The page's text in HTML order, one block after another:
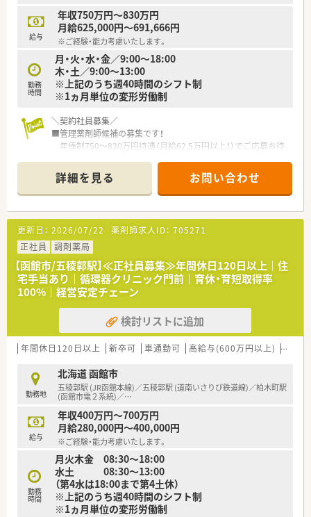
給与
年収750万円～830万円
月給625,000円～691,666円
※ご経験・能力考慮いたします。
勤務
時間
月・火・水・金／9:00～18:00
木・土／9:00～13:00
※上記のうち週40時間のシフト制
※1ヵ月単位の変形労働制
＼契約社員募集／
■管理薬剤師候補の募集です！
年俸制750～830万円待遇（月給62.5万円以上！）でご応募お待
■2027年3月末までの期間で雇用期間はご相談ください。
■函館市外からのご応募も歓迎です！引っ越し代費用負担制度ご
ざいます。
＼こんな会社です／
■東証プライム上場、全国に150店舗以上展開している薬局で
す。
■大学病院の門前をはじめ、ドラッグストア併設店やコンビニ併
設店など、
様々な形態の薬局を全国に展開しており、ご自身の興味に合わ
せて働けます。
■ほぼ全店で「座り投薬」のため、患者様にしっかりと向き合っ
て服薬指導ができます。
■年間休日は120日以上！近隣に複数店舗展開しており、
ヘルプ体制も整っているので、有休もとりやすい環境です。
詳細を見る お問い合わせ
更新日： 2026/07/22 薬剤師求人ID： 705271
正社員
調剤薬局
【函館市/五稜郭駅】≪正社員募集≫年間休日120日以上｜住
宅手当あり｜循環器クリニック門前｜育休・育短取得率
100%｜経営安定チェーン
検討リストに追加
年間休日120日以上 新卒可 車通勤可 高給与(600万円以上) 寮・
勤務地
北海道 函館市
五稜郭駅 (JR函館本線)／五稜郭駅 (道南いさりび鉄道線)／柏木町駅
(函館市電２系統)／…
給与
年収400万円～700万円
月給280,000円～400,000円
※ご経験・能力考慮いたします。
勤務
時間
月火木金 08:30～18:00
水土 08:30～13:00
（第4水は18:00まで第4土休）
※上記のうち週40時間のシフト制
※1ヵ月単位の変形労働制